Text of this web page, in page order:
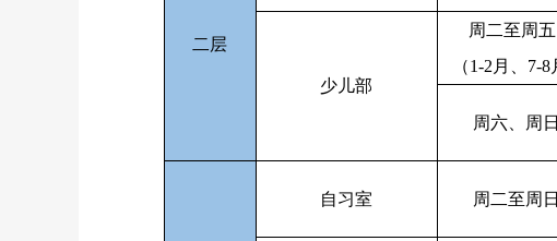
二层
少儿部
周二至周五
（1-2 月、 7-8
周六、周日
自习室 周二至周日